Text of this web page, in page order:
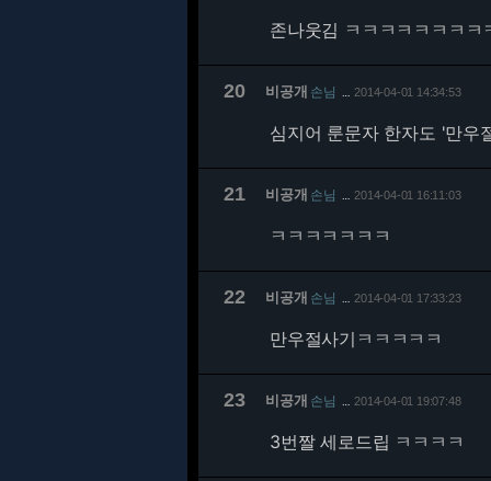
존나웃김 ㅋㅋㅋㅋㅋㅋㅋㅋ
20 비공개 손님 2014-04-01 14:34:53
심지어 룬문자 한자도 '만우
21 비공개 손님 2014-04-01 16:11:03
ㅋㅋㅋㅋㅋㅋㅋ
22 비공개 손님 2014-04-01 17:33:23
만우절사기ㅋㅋㅋㅋㅋ
23 비공개 손님 2014-04-01 19:07:48
3번짤 세로드립 ㅋㅋㅋㅋ